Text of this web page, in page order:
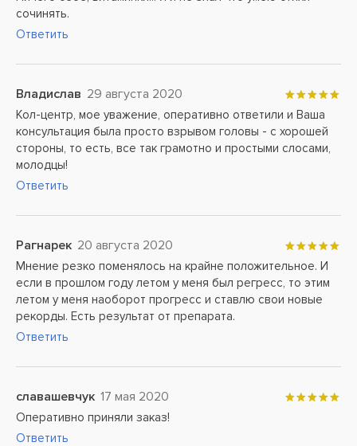
сочинять.
Ответить
Владислав 29 августа 2020
Кол-центр, мое уважение, оперативно ответили и Ваша
консультация была просто взрывом головы - с хорошей
стороны, то есть, все так грамотно и простыми слосами,
молодцы!
Ответить
Рагнарек 20 августа 2020
Мнение резко поменялось на крайне положительное. И
если в прошлом году летом у меня был регресс, то этим
летом у меня наоборот прогресс и ставлю свои новые
рекорды. Есть результат от препарата.
Ответить
славашевчук 17 мая 2020
Оперативно приняли заказ!
Ответить